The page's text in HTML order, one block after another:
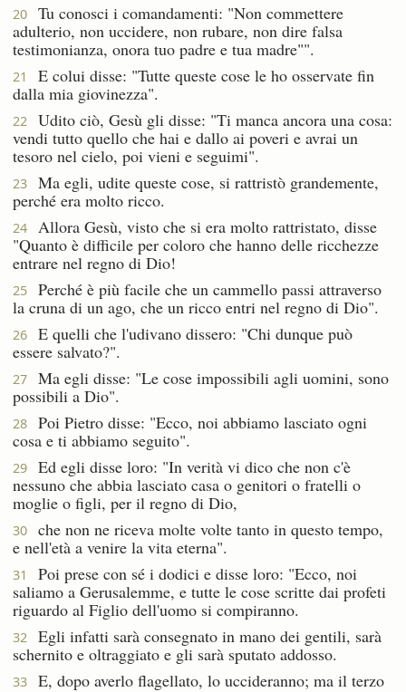
20
Tu conosci i comandamenti: "Non commettere
adulterio, non uccidere, non rubare, non dire falsa
testimonianza, onora tuo padre e tua madre"".
21
E colui disse: "Tutte queste cose le ho osservate fin
dalla mia giovinezza".
22
Udito ciò, Gesù gli disse: "Ti manca ancora una cosa:
vendi tutto quello che hai e dallo ai poveri e avrai un
tesoro nel cielo, poi vieni e seguimi".
23
Ma egli, udite queste cose, si rattristò grandemente,
perché era molto ricco.
24
Allora Gesù, visto che si era molto rattristato, disse
"Quanto è difficile per coloro che hanno delle ricchezze
entrare nel regno di Dio!
25
Perché è più facile che un cammello passi attraverso
la cruna di un ago, che un ricco entri nel regno di Dio".
26
E quelli che l'udivano dissero: "Chi dunque può
essere salvato?".
27
Ma egli disse: "Le cose impossibili agli uomini, sono
possibili a Dio".
28
Poi Pietro disse: "Ecco, noi abbiamo lasciato ogni
cosa e ti abbiamo seguito".
29
Ed egli disse loro: "In verità vi dico che non c'è
nessuno che abbia lasciato casa o genitori o fratelli o
moglie o figli, per il regno di Dio,
30
che non ne riceva molte volte tanto in questo tempo,
e nell'età a venire la vita eterna".
31
Poi prese con sé i dodici e disse loro: "Ecco, noi
saliamo a Gerusalemme, e tutte le cose scritte dai profeti
riguardo al Figlio dell'uomo si compiranno.
32
Egli infatti sarà consegnato in mano dei gentili, sarà
schernito e oltraggiato e gli sarà sputato addosso.
33
E, dopo averlo flagellato, lo uccideranno; ma il terzo